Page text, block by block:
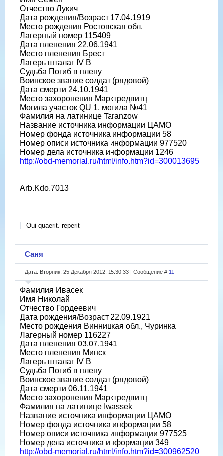
Отчество Лукич
Дата рождения/Возраст 17.04.1919
Место рождения Ростовская обл.
Лагерный номер 115409
Дата пленения 22.06.1941
Место пленения Брест
Лагерь шталаг IV B
Судьба Погиб в плену
Воинское звание солдат (рядовой)
Дата смерти 24.10.1941
Место захоронения Марктредвитц
Могила участок QU 1, могила №41
Фамилия на латинице Taranzow
Название источника информации ЦАМО
Номер фонда источника информации 58
Номер описи источника информации 977520
Номер дела источника информации 1246
http://obd-memorial.ru/html/info.htm?id=300013695
Arb.Kdo.7013
Qui quaerit, reperit
Саня
Дата: Вторник, 25 Декабря 2012, 15:30:33 | Сообщение # 11
Фамилия Ивасек
Имя Николай
Отчество Гордеевич
Дата рождения/Возраст 22.09.1921
Место рождения Винницкая обл., Чуринка
Лагерный номер 116227
Дата пленения 03.07.1941
Место пленения Минск
Лагерь шталаг IV B
Судьба Погиб в плену
Воинское звание солдат (рядовой)
Дата смерти 06.11.1941
Место захоронения Марктредвитц
Фамилия на латинице Iwassek
Название источника информации ЦАМО
Номер фонда источника информации 58
Номер описи источника информации 977525
Номер дела источника информации 349
http://obd-memorial.ru/html/info.htm?id=300962520